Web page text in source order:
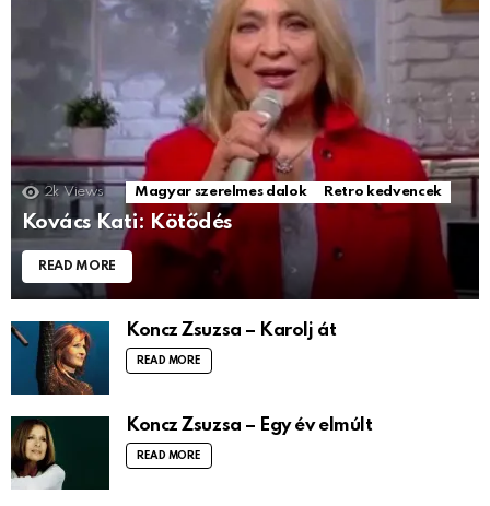
2k Views Magyar szerelmes dalok Retro kedvencek
Kovács Kati: Kötődés
READ MORE
Koncz Zsuzsa – Karolj át
READ MORE
Koncz Zsuzsa – Egy év elmúlt
READ MORE